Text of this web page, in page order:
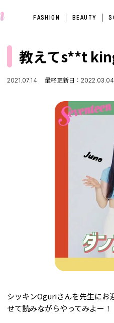
FASHION BEAUTY
教えてs**t
2021.07.14 最終更新日：2022.03.04
シッキンOguriさんを先生にお
せて読みながらやってみよー！